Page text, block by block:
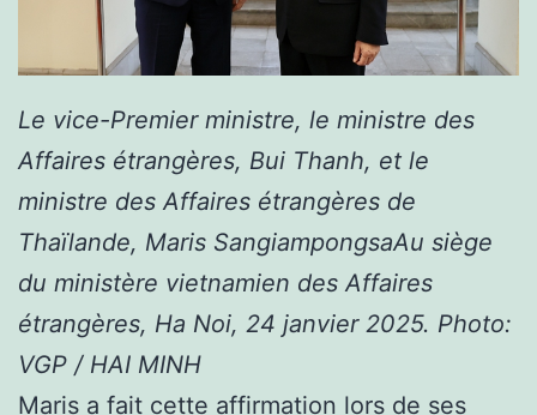
Le vice-Premier ministre, le ministre des
Affaires étrangères, Bui Thanh, et le
ministre des Affaires étrangères de
Thaïlande, Maris SangiampongsaAu siège
du ministère vietnamien des Affaires
étrangères, Ha Noi, 24 janvier 2025. Photo:
VGP / HAI MINH
Maris a fait cette affirmation lors de ses